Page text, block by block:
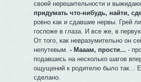
своей нерешительности и
придумать что-нибудь, найти,
ровно как и сдавшие нервы. Грей
госпоже в глаза. И все же, в
От того, как невразумительно он
непутевым. - Мааам, прости... -
подавшись на несколько шагов
ощущений к родителю было так...
сделано.